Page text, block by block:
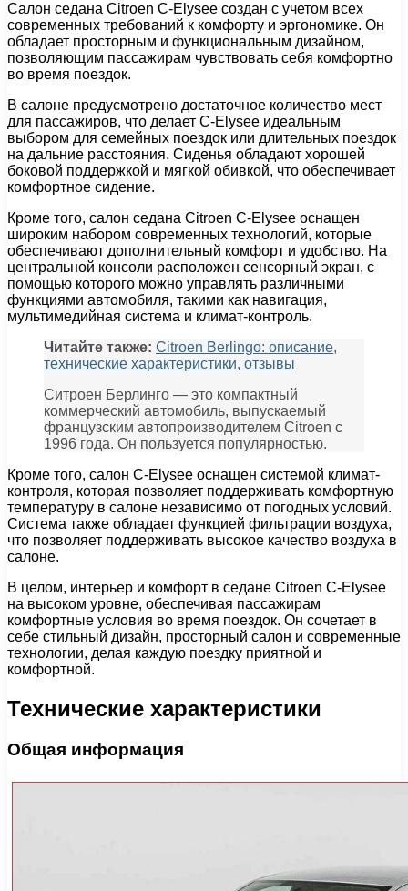
Салон седана Citroen C-Elysee создан с учетом всех
современных требований к комфорту и эргономике. Он
обладает просторным и функциональным дизайном,
позволяющим пассажирам чувствовать себя комфортно
во время поездок.
В салоне предусмотрено достаточное количество мест
для пассажиров, что делает C-Elysee идеальным
выбором для семейных поездок или длительных поездок
на дальние расстояния. Сиденья обладают хорошей
боковой поддержкой и мягкой обивкой, что обеспечивает
комфортное сидение.
Кроме того, салон седана Citroen C-Elysee оснащен
широким набором современных технологий, которые
обеспечивают дополнительный комфорт и удобство. На
центральной консоли расположен сенсорный экран, с
помощью которого можно управлять различными
функциями автомобиля, такими как навигация,
мультимедийная система и климат-контроль.
Читайте также: Citroen Berlingo: описание,
технические характеристики, отзывы
Ситроен Берлинго — это компактный
коммерческий автомобиль, выпускаемый
французским автопроизводителем Citroen с
1996 года. Он пользуется популярностью.
Кроме того, салон C-Elysee оснащен системой климат-
контроля, которая позволяет поддерживать комфортную
температуру в салоне независимо от погодных условий.
Система также обладает функцией фильтрации воздуха,
что позволяет поддерживать высокое качество воздуха в
салоне.
В целом, интерьер и комфорт в седане Citroen C-Elysee
на высоком уровне, обеспечивая пассажирам
комфортные условия во время поездок. Он сочетает в
себе стильный дизайн, просторный салон и современные
технологии, делая каждую поездку приятной и
комфортной.
Технические характеристики
Общая информация